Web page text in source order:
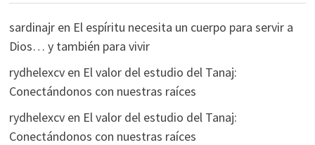
sardinajren El espíritu necesita un cuerpo para servir a
Dios… y también para vivir
rydhelexcven El valor del estudio del Tanaj:
Conectándonos con nuestras raíces
rydhelexcven El valor del estudio del Tanaj:
Conectándonos con nuestras raíces